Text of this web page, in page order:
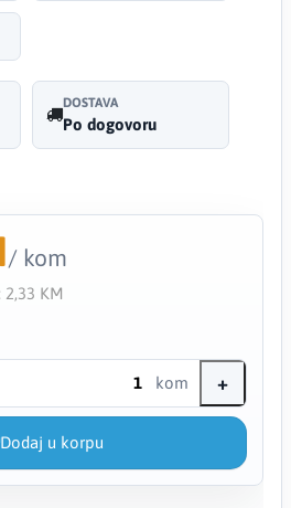
DOSTAVA
Po dogovoru
/ kom
2,33 KM
kom +
Dodaj u korpu